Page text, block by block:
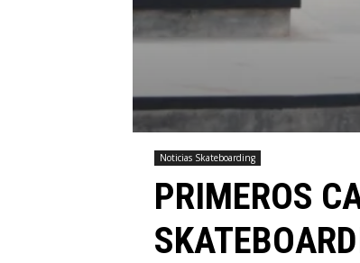
Noticias Skateboarding
PRIMEROS